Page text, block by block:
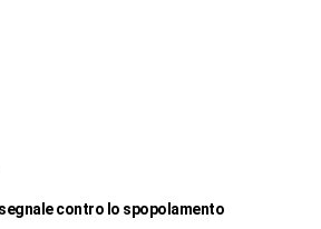
contro lo spopolamento